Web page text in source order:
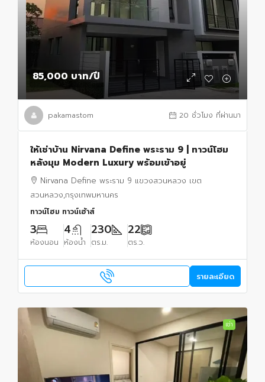
85,000 บาท/ปี
pakamastom 20 ชั่วโมง ที่ผ่านมา
ให้เช่าบ้าน Nirvana Define พระราม 9 | ทาวน์โฮม
หลังมุม Modern Luxury พร้อมเข้าอยู่
Nirvana Define พระราม 9 แขวงสวนหลวง เขต
สวนหลวง,กรุงเทพมหานคร
ทาวน์โฮม ทาวน์เฮ้าส์
3
ห้องนอน
4
ห้องน้ำ
230
ตร.ม.
22
ตร.ว.
รายละเอียด
เช่า